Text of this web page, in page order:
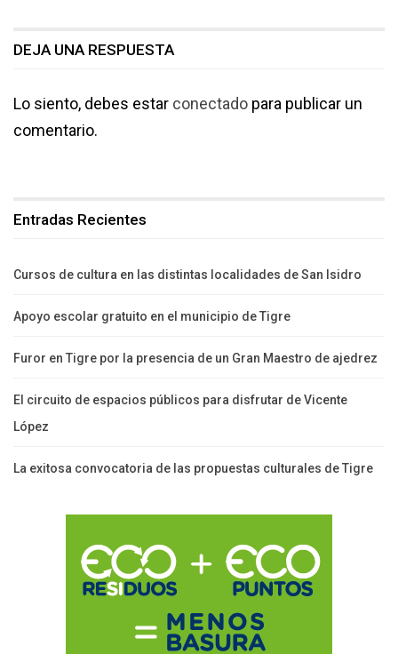
DEJA UNA RESPUESTA
Lo siento, debes estar conectado para publicar un
comentario.
Entradas Recientes
Cursos de cultura en las distintas localidades de San Isidro
Apoyo escolar gratuito en el municipio de Tigre
Furor en Tigre por la presencia de un Gran Maestro de ajedrez
El circuito de espacios públicos para disfrutar de Vicente
López
La exitosa convocatoria de las propuestas culturales de Tigre